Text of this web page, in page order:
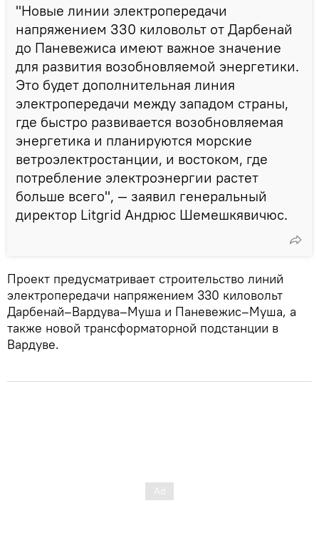
"Новые линии электропередачи
напряжением 330 киловольт от Дарбенай
до Паневежиса имеют важное значение
для развития возобновляемой энергетики.
Это будет дополнительная линия
электропередачи между западом страны,
где быстро развивается возобновляемая
энергетика и планируются морские
ветроэлектростанции, и востоком, где
потребление электроэнергии растет
больше всего", — заявил генеральный
директор Litgrid Андрюс Шемешкявичюс.
Проект предусматривает строительство линий
электропередачи напряжением 330 киловольт
Дарбенай–Вардува–Муша и Паневежис–Муша, а
также новой трансформаторной подстанции в
Вардуве.